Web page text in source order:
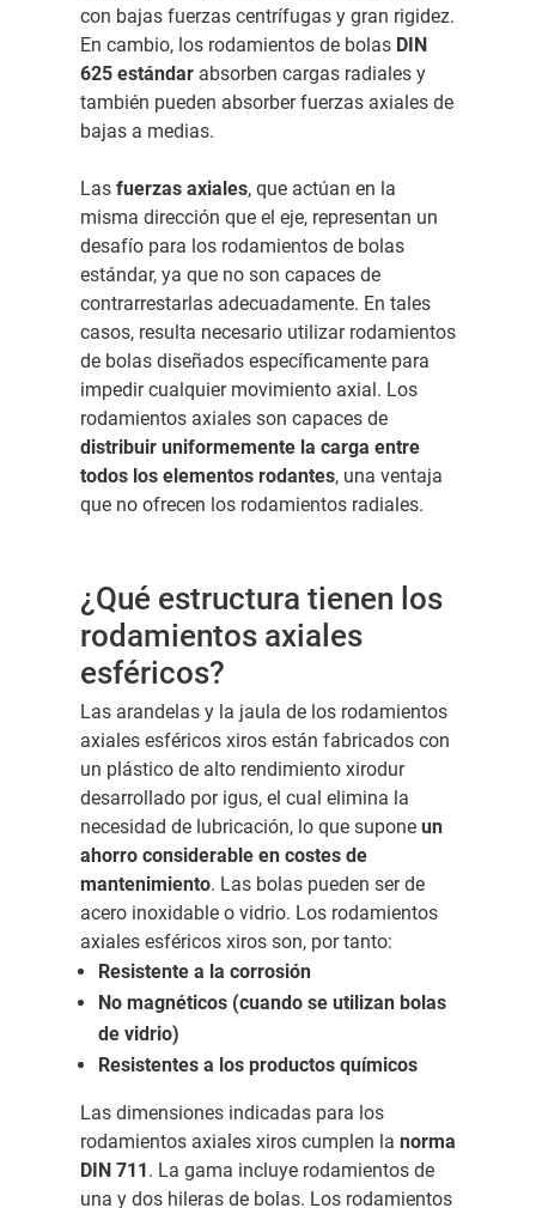
con bajas fuerzas centrífugas y gran rigidez.
En cambio, los rodamientos de bolas DIN
625 estándarabsorben cargas radiales y
también pueden absorber fuerzas axiales de
bajas a medias.
Las fuerzas axiales, que actúan en la
misma dirección que el eje, representan un
desafío para los rodamientos de bolas
estándar, ya que no son capaces de
contrarrestarlas adecuadamente. En tales
casos, resulta necesario utilizar rodamientos
de bolas diseñados específicamente para
impedir cualquier movimiento axial. Los
rodamientos axiales son capaces de
distribuir uniformemente la carga entre
todos los elementos rodantes, una ventaja
que no ofrecen los rodamientos radiales.
¿Qué estructura tienen los
rodamientos axiales
esféricos?
Las arandelas y la jaula de los rodamientos
axiales esféricos xiros están fabricados con
un plástico de alto rendimiento xirodur
desarrollado por igus, el cual elimina la
necesidad de lubricación, lo que supone un
ahorro considerable en costes de
mantenimiento. Las bolas pueden ser de
acero inoxidable o vidrio. Los rodamientos
axiales esféricos xiros son, por tanto:
Resistente a la corrosión
No magnéticos (cuando se utilizan bolas
de vidrio)
Resistentes a los productos químicos
Las dimensiones indicadas para los
rodamientos axiales xiros cumplen la norma
DIN 711. La gama incluye rodamientos de
una y dos hileras de bolas. Los rodamientos